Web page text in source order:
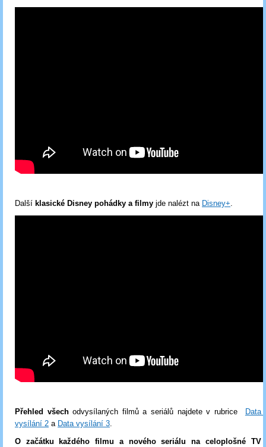
Další klasické Disney pohádky a filmy jde nalézt na Disney+.
Přehled všechodvysílaných filmů a seriálů najdete v rubrice
Data
vysílání 2 a Data vysílání 3.
O začátku každého filmu a nového seriálu na celoplošné TV